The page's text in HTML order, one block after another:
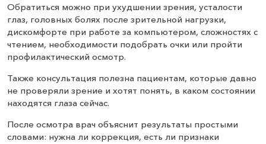
Обратиться можно при ухудшении зрения, усталости
глаз, головных болях после зрительной нагрузки,
дискомфорте при работе за компьютером, сложностях с
чтением, необходимости подобрать очки или пройти
профилактический осмотр.
Также консультация полезна пациентам, которые давно
не проверяли зрение и хотят понять, в каком состоянии
находятся глаза сейчас.
После осмотра врач объяснит результаты простыми
словами: нужна ли коррекция, есть ли признаки